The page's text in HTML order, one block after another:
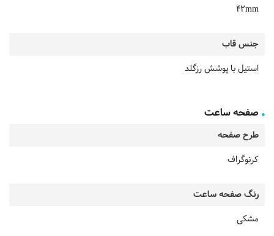
42mm
جنس قاب
استیل با پوشش رزگلد
صفحه ساعت
طرح صفحه
کرنوگراف
رنگ صفحه ساعت
مشکی